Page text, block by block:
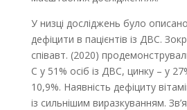
У низці досліджень було
дефіцити в пацієнтів із ДВС.
співавт. (2020)
С у 51% осіб із ДВС, цинку – у
10,9%. Наявність дефіциту
із сильнішим виразкуванням.